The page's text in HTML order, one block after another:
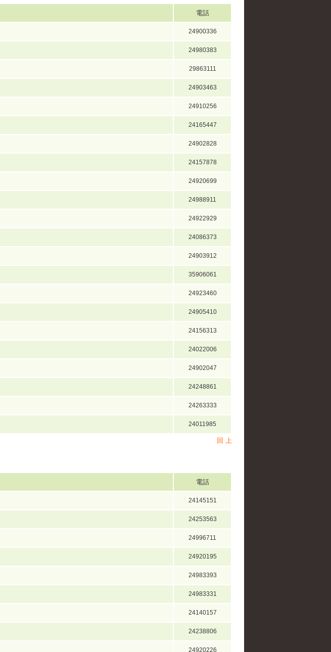
電話
24900336
24980383
29863111
24903463
24910256
24165447
24902828
24157878
24920699
24988911
24922929
24086373
24903912
35906061
24923460
24905410
24156313
24022006
24902047
24248861
24263333
24011985
回 上
電話
24145151
24253563
24996711
24920195
24983393
24983331
24140157
24238806
24920226